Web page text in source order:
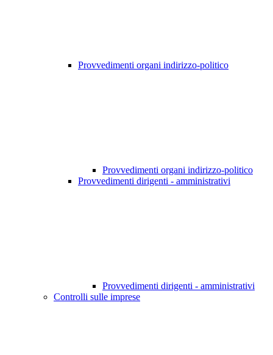
Provvedimenti organi indirizzo-politico
Provvedimenti organi indirizzo-politico
Provvedimenti dirigenti - amministrativi
Provvedimenti dirigenti - amministrativi
Controlli sulle imprese